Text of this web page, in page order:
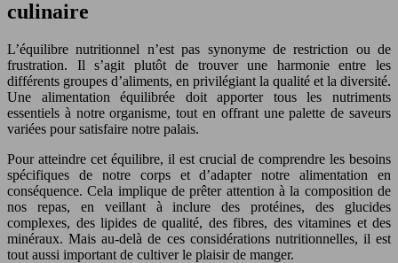
culinaire
L’équilibre nutritionnel n’est pas synonyme de restriction ou de
frustration. Il s’agit plutôt de trouver une harmonie entre les
différents groupes d’aliments, en privilégiant la qualité et la diversité.
Une alimentation équilibrée doit apporter tous les nutriments
essentiels à notre organisme, tout en offrant une palette de saveurs
variées pour satisfaire notre palais.
Pour atteindre cet équilibre, il est crucial de comprendre les besoins
spécifiques de notre corps et d’adapter notre alimentation en
conséquence. Cela implique de prêter attention à la composition de
nos repas, en veillant à inclure des protéines, des glucides
complexes, des lipides de qualité, des fibres, des vitamines et des
minéraux. Mais au-delà de ces considérations nutritionnelles, il est
tout aussi important de cultiver le plaisir de manger.